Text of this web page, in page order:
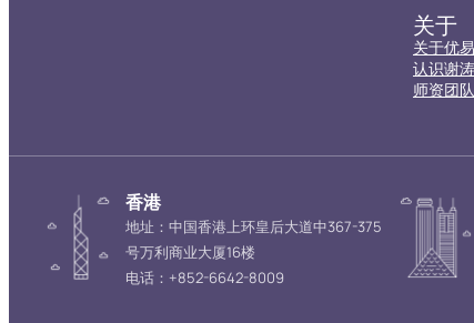
关于
关于优易
认识谢涛
师资团队
香港
地址：中国香港上环皇后大道中367-375
号万利商业大厦16楼
电话：+852-6642-8009